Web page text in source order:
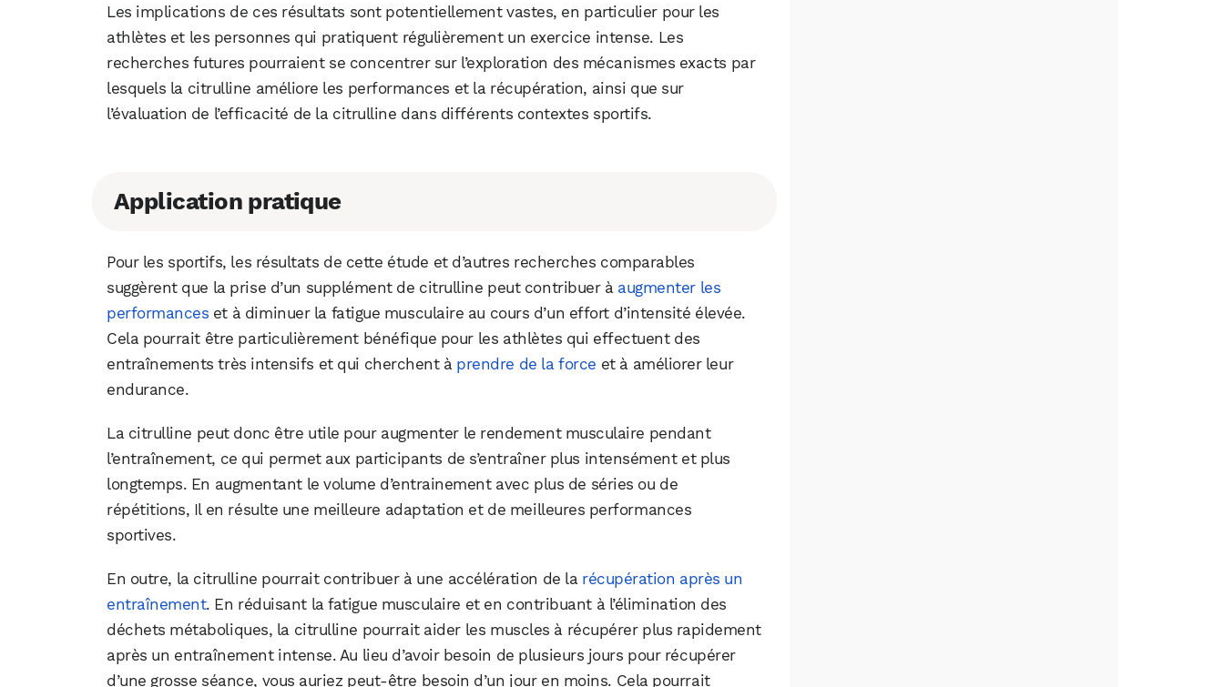
Les implications de ces résultats sont potentiellement vastes, en particulier pour les
athlètes et les personnes qui pratiquent régulièrement un exercice intense. Les
recherches futures pourraient se concentrer sur l’exploration des mécanismes exacts par
lesquels la citrulline améliore les performances et la récupération, ainsi que sur
l’évaluation de l’efficacité de la citrulline dans différents contextes sportifs.
Application pratique
Pour les sportifs, les résultats de cette étude et d’autres recherches comparables
suggèrent que la prise d’un supplément de citrulline peut contribuer à augmenter les
performances et à diminuer la fatigue musculaire au cours d’un effort d’intensité élevée.
Cela pourrait être particulièrement bénéfique pour les athlètes qui effectuent des
entraînements très intensifs et qui cherchent à prendre de la force et à améliorer leur
endurance.
La citrulline peut donc être utile pour augmenter le rendement musculaire pendant
l’entraînement, ce qui permet aux participants de s’entraîner plus intensément et plus
longtemps. En augmentant le volume d’entrainement avec plus de séries ou de
répétitions, Il en résulte une meilleure adaptation et de meilleures performances
sportives.
En outre, la citrulline pourrait contribuer à une accélération de la récupération après un
entraînement. En réduisant la fatigue musculaire et en contribuant à l’élimination des
déchets métaboliques, la citrulline pourrait aider les muscles à récupérer plus rapidement
après un entraînement intense. Au lieu d’avoir besoin de plusieurs jours pour récupérer
d’une grosse séance, vous auriez peut-être besoin d’un jour en moins. Cela pourrait